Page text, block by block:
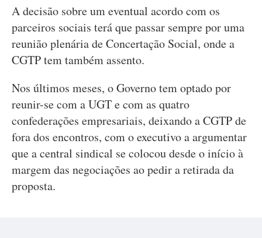
A decisão sobre um eventual acordo com os
parceiros sociais terá que passar sempre por uma
reunião plenária de Concertação Social, onde a
CGTP tem também assento.
Nos últimos meses, o Governo tem optado por
reunir-se com a UGT e com as quatro
confederações empresariais, deixando a CGTP de
fora dos encontros, com o executivo a argumentar
que a central sindical se colocou desde o início à
margem das negociações ao pedir a retirada da
proposta.